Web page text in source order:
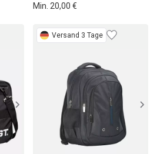
Min. 20,00 €
Versand 3 Tage